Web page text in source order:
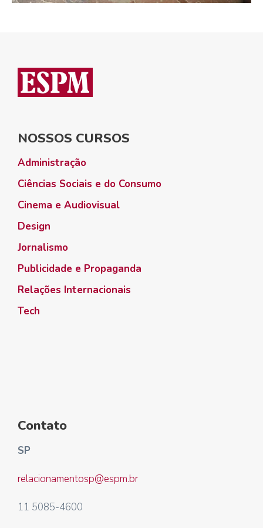
NOSSOS CURSOS
Administração
Ciências Sociais e do Consumo
Cinema e Audiovisual
Design
Jornalismo
Publicidade e Propaganda
Relações Internacionais
Tech
Contato
SP
relacionamentosp@espm.br
11 5085-4600